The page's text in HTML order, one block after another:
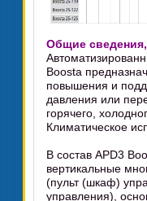
Общие сведения,
Boosta
повышения и
давления или
горячего,
Климатическое
В состав APD3
вертикальные
(пульт (шкаф)
управления),